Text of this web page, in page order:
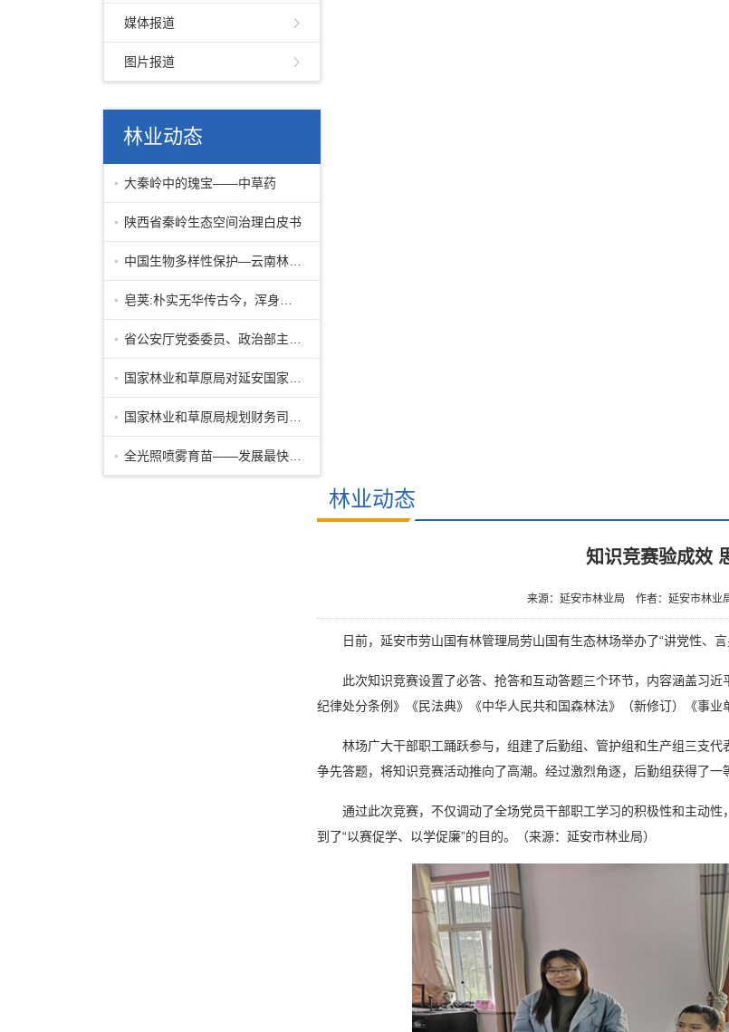
媒体报道
图片报道
林业动态
大秦岭中的瑰宝——中草药
陕西省秦岭生态空间治理白皮书
林业动态
知识竞赛验成效
来源：延安市林业局 作者：延安市林业
日前，延安市劳山国有林管理局劳山国有生态林场举办了“讲党性、言
此次知识竞赛设置了必答、抢答和互动答题三个环节，内容涵盖习近
纪律处分条例》《民法典》《中华人民共和国森林法》（新修订）《事业
林场广大干部职工踊跃参与，组建了后勤组、管护组和生产组三支代
争先答题，将知识竞赛活动推向了高潮。经过激烈角逐，后勤组获得了一
通过此次竞赛，不仅调动了全场党员干部职工学习的积极性和主动性
到了“以赛促学、以学促廉”的目的。（来源：延安市林业局）